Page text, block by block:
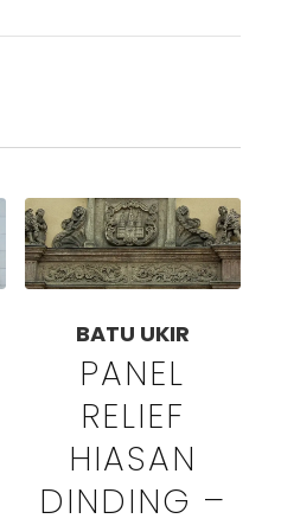
BATU UKIR
PANEL
RELIEF
HIASAN
DINDING –